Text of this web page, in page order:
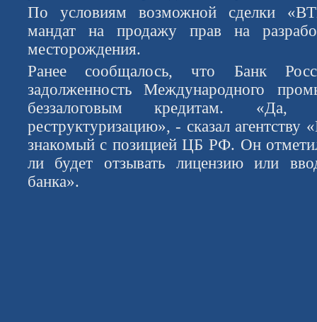
По условиям возможной сделки
мандат на продажу прав на
месторождения.
Ранее сообщалось, что Банк
задолженность Международного
беззалоговым кредитам.
реструктуризацию», - сказал агентству
знакомый с позицией ЦБ РФ. Он
ли будет отзывать лицензию или
банка».